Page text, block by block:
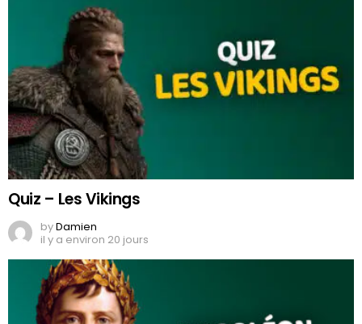
Quiz – Les Vikings
byDamien
il y a environ 20 jours